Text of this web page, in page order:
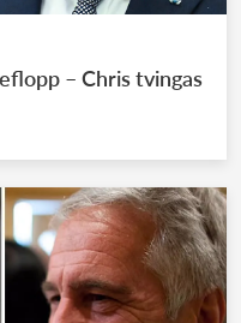
– Chris tvingas